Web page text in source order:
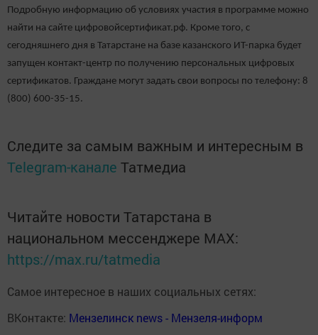
Подробную информацию об условиях участия в программе можно
найти на сайте цифровойсертификат.рф. Кроме того, с
сегодняшнего дня в Татарстане на базе казанского ИТ-парка будет
запущен контакт-центр по получению персональных цифровых
сертификатов. Граждане могут задать свои вопросы по телефону: 8
(800) 600-35-15.
Следите за самым важным и интересным в
Telegram-канале Татмедиа
Читайте новости Татарстана в
национальном мессенджере MАХ:
https://max.ru/tatmedia
Самое интересное в наших социальных сетях:
ВКонтакте: Мензелинск news - Мензеля-информ